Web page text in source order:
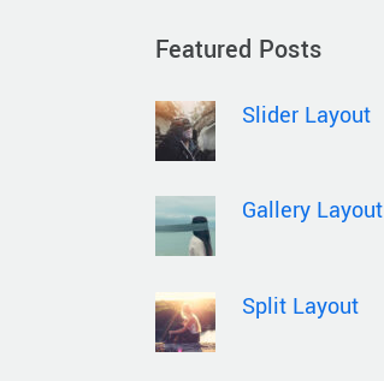
Featured Posts
Slider Layout
Gallery Layout
Split Layout